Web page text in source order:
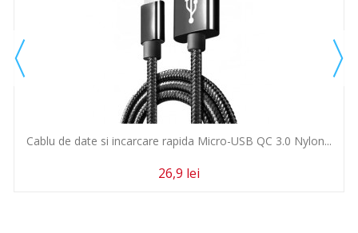
Cablu de date si incarcare rapida Micro-USB QC 3.0 Nylon...
26,9 lei